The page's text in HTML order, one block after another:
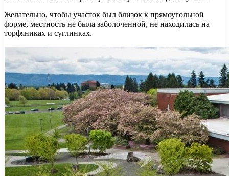
Желательно, чтобы участок был близок к прямоугольной
форме, местность не была заболоченной, не находилась на
торфяниках и суглинках.